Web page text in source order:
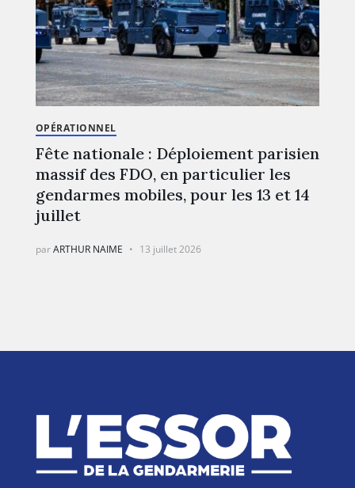
OPÉRATIONNEL
Fête nationale : Déploiement parisien
massif des FDO, en particulier les
gendarmes mobiles, pour les 13 et 14
juillet
parARTHUR NAIME 13 juillet 2026